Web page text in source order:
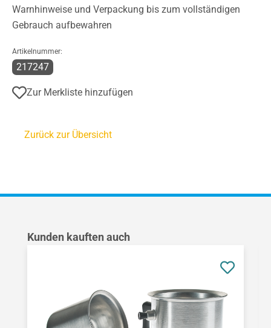
Warnhinweise und Verpackung bis zum vollständigen
Gebrauch aufbewahren
Artikelnummer:
217247
Zur Merkliste hinzufügen
Zurück zur Übersicht
Produktgalerie überspringen
Kunden kauften auch